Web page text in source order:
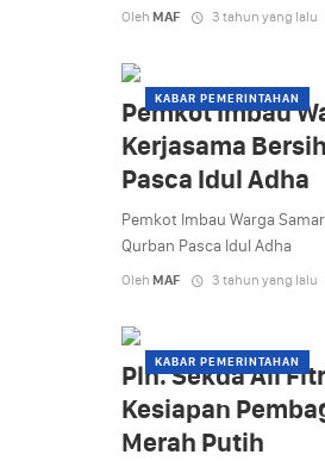
Oleh MAF 3 tahun yang lalu
KABAR PEMERINTAHAN
Pemkot Imbau
Kerjasama
Pasca Idul Adha
Pemkot Imbau Warga
Qurban Pasca Idul Adha
Oleh MAF 3 tahun yang lalu
KABAR PEMERINTAHAN
Plh. Sekda Ali
Kesiapan
Merah Putih